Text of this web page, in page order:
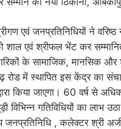
एवं जनप्रतिनिधियों ने
शाल एवं श्रीफल भेंट कर
के सामाजिक, मानसिक और
रोड में स्थापित इस केंद्र का
किया जाएगा। 60 वर्ष से
विभिन्न गतिविधियों का लाभ
जनप्रतिनिधि , कलेक्टर श्री